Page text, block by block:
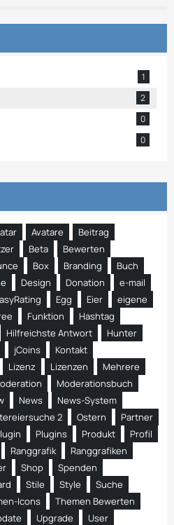
1
2
0
0
Avatare
Beitrag
Beta
Bewerten
Box Branding
Buch
Design Donation
e-mail
Egg Eier
eigene
Funktion
Hashtag
Hilfreichste Antwort
Hunter
jCoins
Kontakt
Lizenz Lizenzen
Mehrere
Moderationsbuch
News
News-System
2 Ostern
Partner
Plugins Produkt
Profil
Ranggrafik
Ranggrafiken
Shop
Spenden
Stile Style
Suche
Icons
Themen Bewerten
Upgrade
User